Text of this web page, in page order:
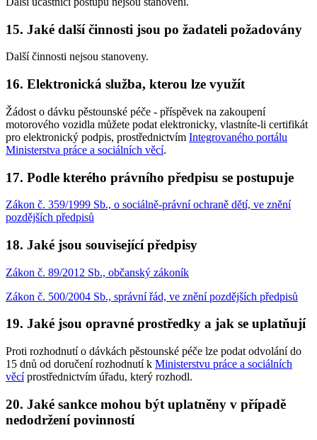
15. Jaké další činnosti jsou po žadateli požadovány
Další činnosti nejsou stanoveny.
16. Elektronická služba, kterou lze využít
Žádost o dávku pěstounské péče - příspěvek na zakoupení
motorového vozidla můžete podat elektronicky, vlastníte-li certifikát
pro elektronický podpis, prostřednictvím Integrovaného portálu
Ministerstva práce a sociálních věcí.
17. Podle kterého právního předpisu se postupuje
Zákon č. 359/1999 Sb., o sociálně-právní ochraně dětí, ve znění
pozdějších předpisů
18. Jaké jsou související předpisy
Zákon č. 89/2012 Sb., občanský zákoník
Zákon č. 500/2004 Sb., správní řád, ve znění pozdějších předpisů
19. Jaké jsou opravné prostředky a jak se uplatňují
Proti rozhodnutí o dávkách pěstounské péče lze podat odvolání do
15 dnů od doručení rozhodnutí k Ministerstvu práce a sociálních
věcíprostřednictvím úřadu, který rozhodl.
20. Jaké sankce mohou být uplatněny v případě
nedodržení povinností